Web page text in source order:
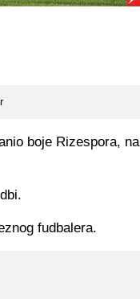
boje Rizespora, na
fudbalera.